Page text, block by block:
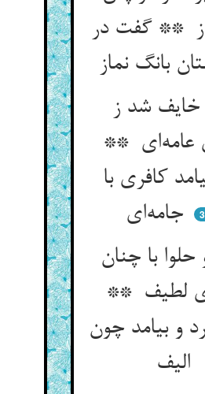
** گفت در
شد ز
عامه‌ای **
کافری با
جامه‌ای
با چنان
لطیف **
و بیامد چون
الیف